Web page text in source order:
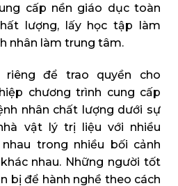
cấp nền giáo dục toàn
lượng, lấy học tập làm
nhân làm trung tâm.
riêng để trao quyền cho
chương trình cung cấp
nhân chất lượng dưới sự
vật lý trị liệu với nhiều
trong nhiều bối cảnh
nhau. Những người tốt
bị để hành nghề theo cách